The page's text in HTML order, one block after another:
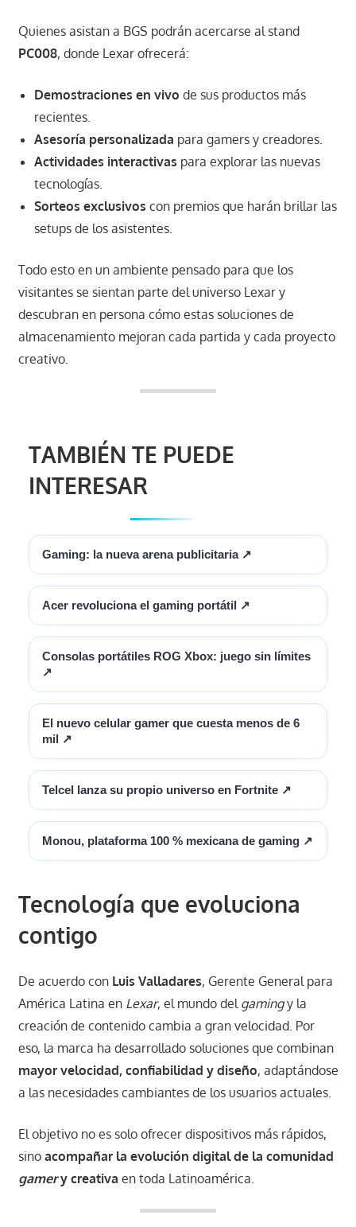
Quienes asistan a BGS podrán acercarse al stand
PC008, donde Lexar ofrecerá:
Demostraciones en vivo de sus productos más
recientes.
Asesoría personalizada para gamers y creadores.
Actividades interactivas para explorar las nuevas
tecnologías.
Sorteos exclusivos con premios que harán brillar las
setups de los asistentes.
Todo esto en un ambiente pensado para que los
visitantes se sientan parte del universo Lexar y
descubran en persona cómo estas soluciones de
almacenamiento mejoran cada partida y cada proyecto
creativo.
TAMBIÉN TE PUEDE
INTERESAR
Gaming: la nueva arena publicitaria ↗
Acer revoluciona el gaming portátil ↗
Consolas portátiles ROG Xbox: juego sin límites
↗
El nuevo celular gamer que cuesta menos de 6
mil ↗
Telcel lanza su propio universo en Fortnite ↗
Monou, plataforma 100 % mexicana de gaming ↗
Tecnología que evoluciona
contigo
De acuerdo con Luis Valladares, Gerente General para
América Latina en Lexar, el mundo del gamingy la
creación de contenido cambia a gran velocidad. Por
eso, la marca ha desarrollado soluciones que combinan
mayor velocidad, confiabilidad y diseño, adaptándose
a las necesidades cambiantes de los usuarios actuales.
El objetivo no es solo ofrecer dispositivos más rápidos,
sino acompañar la evolución digital de la comunidad
gamery creativa en toda Latinoamérica.